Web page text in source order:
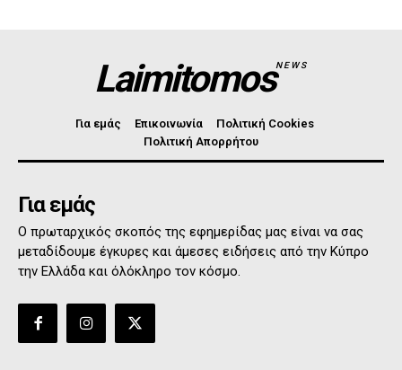
LaimitomosNEWS
Για εμάς Επικοινωνία
Πολιτική Cookies
Πολιτική Απορρήτου
Για εμάς
Ο πρωταρχικός σκοπός της εφημερίδας μας είναι να σας
μεταδίδουμε έγκυρες και άμεσες ειδήσεις από την Κύπρο
την Ελλάδα και όλόκληρο τον κόσμο.